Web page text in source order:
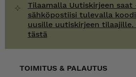
Tilaamalla Uutiskirjeen saat
sähköpostiisi tulevalla
uusille uutiskirjeen tilaajille.
tästä
TOIMITUS & PALAUTUS